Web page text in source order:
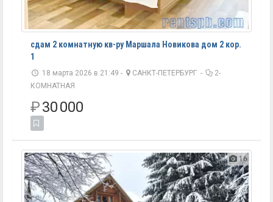
сдам 2 комнатную кв-ру Маршала Новикова дом 2 кор.
1
18 марта 2026 в 21:49 - САНКТ-ПЕТЕРБУРГ -
2-
КОМНАТНАЯ
₽30 000
16